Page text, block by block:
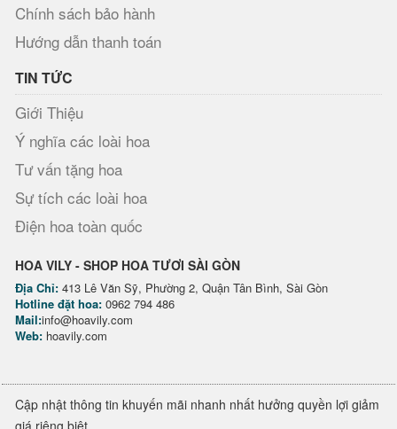
Chính sách bảo hành
Hướng dẫn thanh toán
TIN TỨC
Giới Thiệu
Ý nghĩa các loài hoa
Tư vấn tặng hoa
Sự tích các loài hoa
Điện hoa toàn quốc
HOA VILY - SHOP HOA TƯƠI SÀI GÒN
Địa Chỉ: 413 Lê Văn Sỹ, Phường 2, Quận Tân Bình, Sài Gòn
Hotline đặt hoa: 0962 794 486
Mail:info@hoavily.com
Web: hoavily.com
Cập nhật thông tin khuyến mãi nhanh nhất hưởng quyền lợi giảm
giá riêng biệt